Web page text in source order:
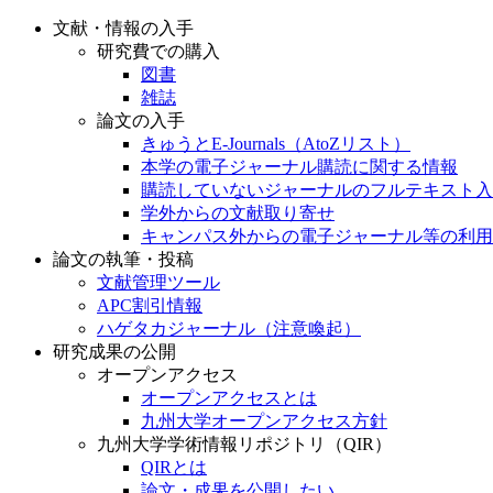
文献・情報の入手
研究費での購入
図書
雑誌
論文の入手
きゅうとE-Journals（AtoZリスト）
本学の電子ジャーナル購読に関する情報
購読していないジャーナルのフルテキスト
学外からの文献取り寄せ
キャンパス外からの電子ジャーナル等の利用
論文の執筆・投稿
文献管理ツール
APC割引情報
ハゲタカジャーナル（注意喚起）
研究成果の公開
オープンアクセス
オープンアクセスとは
九州大学オープンアクセス方針
九州大学学術情報リポジトリ（QIR）
QIRとは